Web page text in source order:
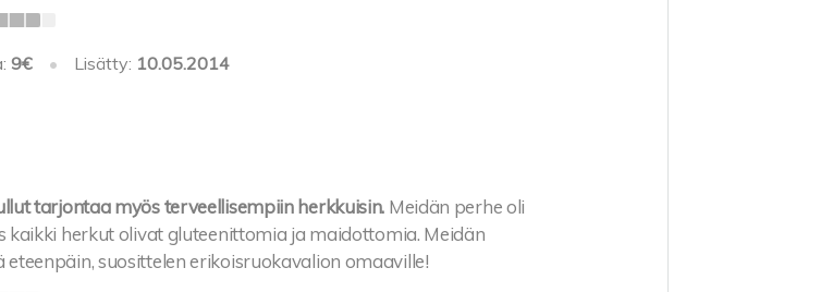
9€ • Lisätty: 10.05.2014
tarjontaa myös terveellisempiin herkkuisin. Meidän perhe oli
kaikki herkut olivat gluteenittomia ja maidottomia. Meidän
suosittelen erikoisruokavalion omaaville!